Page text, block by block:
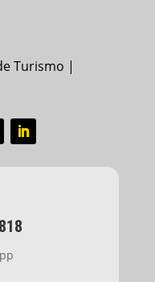
Turismo |